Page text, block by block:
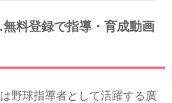
料登録で指導・育成動画
野球指導者として活躍する廣